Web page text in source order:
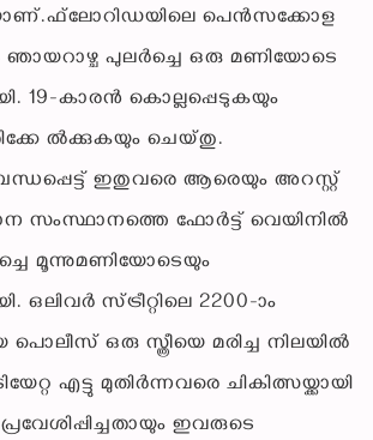
പെന്‍സക്കോള
ഞായറാഴ്ച പുലര്‍ച്ചെ ഒരു മണിയോടെ
19-കാരന്‍ കൊല്ലപ്പെടുകയും
ല്‍ക്കുകയും ചെയ്തു.
ഇതുവരെ ആരെയും അറസ്റ്റ്
സംസ്ഥാനത്തെ ഫോര്‍ട്ട് വെയിനില്‍
മൂന്നുമണിയോടെയും
ഒലിവര്‍ സ്ട്രീറ്റിലെ 2200-ാം
പൊലീസ് ഒരു സ്ത്രീയെ മരിച്ച നിലയില്‍
എട്ടു മുതിര്‍ന്നവരെ ചികിത്സയ്ക്കായി
ഇവരുടെ